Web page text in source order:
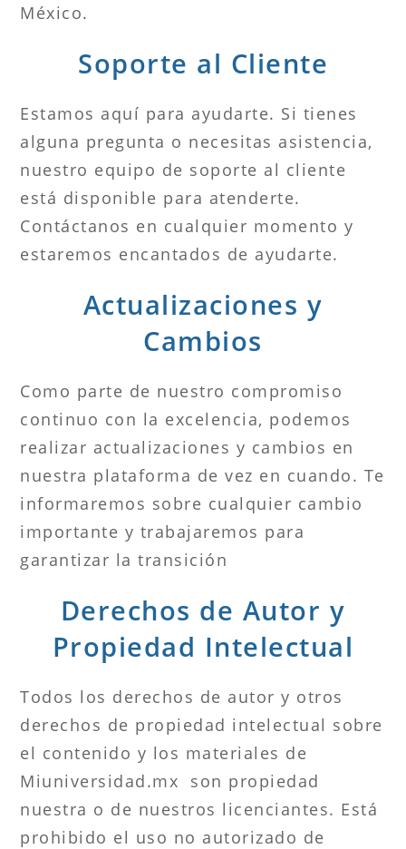
México.
Soporte al Cliente
Estamos aquí para ayudarte. Si tienes
alguna pregunta o necesitas asistencia,
nuestro equipo de soporte al cliente
está disponible para atenderte.
Contáctanos en cualquier momento y
estaremos encantados de ayudarte.
Actualizaciones y
Cambios
Como parte de nuestro compromiso
continuo con la excelencia, podemos
realizar actualizaciones y cambios en
nuestra plataforma de vez en cuando. Te
informaremos sobre cualquier cambio
importante y trabajaremos para
garantizar la transición
Derechos de Autor y
Propiedad Intelectual
Todos los derechos de autor y otros
derechos de propiedad intelectual sobre
el contenido y los materiales de
Miuniversidad.mx son propiedad
nuestra o de nuestros licenciantes. Está
prohibido el uso no autorizado de